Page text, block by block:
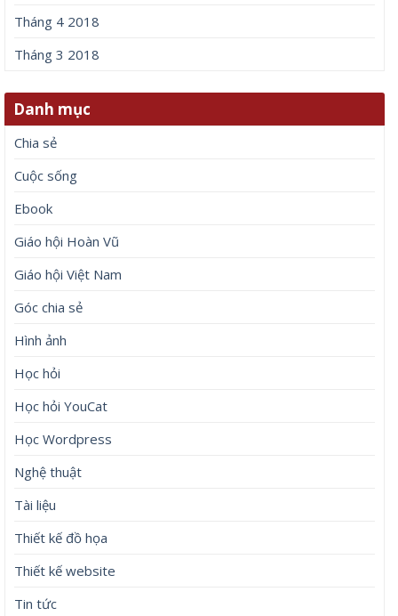
Tháng 4 2018
Tháng 3 2018
Danh mục
Chia sẻ
Cuộc sống
Ebook
Giáo hội Hoàn Vũ
Giáo hội Việt Nam
Góc chia sẻ
Hình ảnh
Học hỏi
Học hỏi YouCat
Học Wordpress
Nghệ thuật
Tài liệu
Thiết kế đồ họa
Thiết kế website
Tin tức